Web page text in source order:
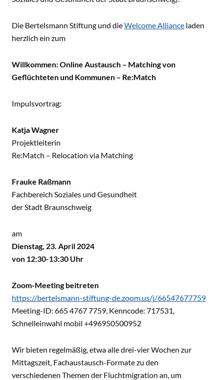
Die Bertelsmann Stiftung und dieWelcome Alliance laden
herzlich ein zum
Willkommen: Online Austausch – Matching von
Geflüchteten und Kommunen – Re:Match
Impulsvortrag:
Katja Wagner
Projektleiterin
Re:Match – Relocation via Matching
Frauke Raßmann
Fachbereich Soziales und Gesundheit
der Stadt Braunschweig
am
Dienstag, 23. April 2024
von 12:30-13:30 Uhr
Zoom-Meeting beitreten
https://bertelsmann-stiftung-de.zoom.us/j/66547677759
Meeting-ID: 665 4767 7759, Kenncode: 717531,
Schnelleinwahl mobil +496950500952
Wir bieten regelmäßig, etwa alle drei-vier Wochen zur
Mittagszeit, Fachaustausch-Formate zu den
verschiedenen Themen der Fluchtmigration an, um